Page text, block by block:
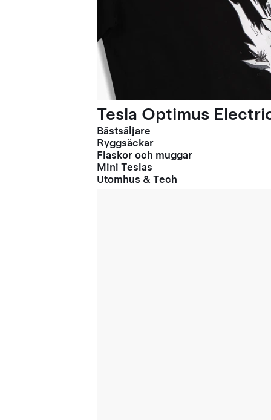
Tesla Optimus
Bästsäljare
Ryggsäckar
Flaskor och muggar
Mini Teslas
Utomhus & Tech